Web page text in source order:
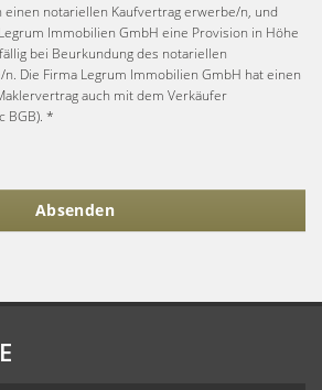
notariellen Kaufvertrag erwerbe/n, und
Immobilien GmbH eine Provision in Höhe
bei Beurkundung des notariellen
n. Die Firma Legrum Immobilien GmbH hat einen
auch mit dem Verkäufer
BGB). *
Absenden